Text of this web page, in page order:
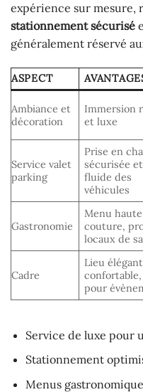
expérience sur mesure,
stationnement sécurisé
généralement réservé
ASPECT
Ambiance et
décoration
Immersion
et luxe
Service valet
parking
Prise en
sécurisée et
fluide des
véhicules
Gastronomie
Menu haute
couture,
locaux de
Cadre
Lieu
pour
Service de luxe pour
Stationnement
Menus